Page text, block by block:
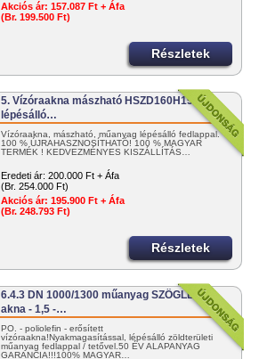
Akciós ár: 157.087 Ft + Áfa
(Br. 199.500 Ft)
Részletek
5. Vízóraakna mászható HSZD160H155,
lépésálló…
Vízóraakna, mászható, műanyag lépésálló fedlappal.
100 % ÚJRAHASZNOSÍTHATÓ! 100 % MAGYAR
TERMÉK ! KEDVEZMÉNYES KISZÁLLÍTÁS…
Eredeti ár: 200.000 Ft + Áfa
(Br. 254.000 Ft)
Akciós ár: 195.900 Ft + Áfa
(Br. 248.793 Ft)
Részletek
6.4.3 DN 1000/1300 műanyag SZÖGLETES
akna - 1,5 -…
PO. - poliolefin - erősített
vízóraakna!Nyakmagasítással, lépésálló zöldterületi
műanyag fedlappal / tetővel.50 ÉV ALAPANYAG
GARANCIA!!!100% MAGYAR…